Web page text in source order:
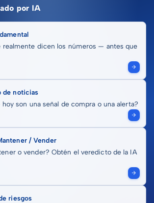
por IA
realmente dicen los números — antes que
de noticias
son una señal de compra o una alerta?
/ Vender
o vender? Obtén el veredicto de la IA
riesgos